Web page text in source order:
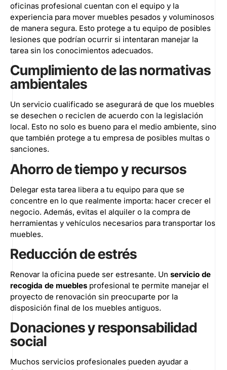
oficinas profesional cuentan con el equipo y la
experiencia para mover muebles pesados y voluminosos
de manera segura. Esto protege a tu equipo de posibles
lesiones que podrían ocurrir si intentaran manejar la
tarea sin los conocimientos adecuados.
Cumplimiento de las normativas
ambientales
Un servicio cualificado se asegurará de que los muebles
se desechen o reciclen de acuerdo con la legislación
local. Esto no solo es bueno para el medio ambiente, sino
que también protege a tu empresa de posibles multas o
sanciones.
Ahorro de tiempo y recursos
Delegar esta tarea libera a tu equipo para que se
concentre en lo que realmente importa: hacer crecer el
negocio. Además, evitas el alquiler o la compra de
herramientas y vehículos necesarios para transportar los
muebles.
Reducción de estrés
Renovar la oficina puede ser estresante. Un servicio de
recogida de muebles profesional te permite manejar el
proyecto de renovación sin preocuparte por la
disposición final de los muebles antiguos.
Donaciones y responsabilidad
social
Muchos servicios profesionales pueden ayudar a